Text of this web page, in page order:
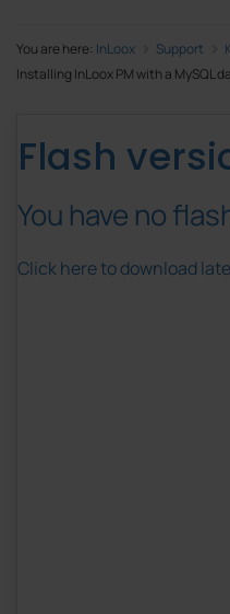
You are here: InLoox Support
Installing InLoox PM with a MySQL
Flash
You have no
Click here to download